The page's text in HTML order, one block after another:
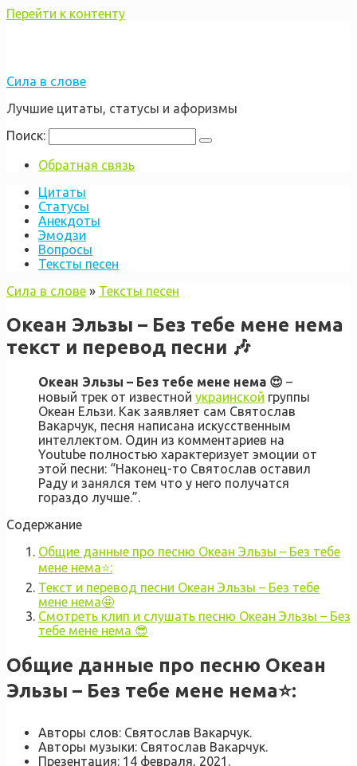
Перейти к контенту
Сила в слове
Лучшие цитаты, статусы и афоризмы
Поиск:
Обратная связь
Цитаты
Статусы
Анекдоты
Эмодзи
Вопросы
Тексты песен
Сила в слове » Тексты песен
Океан Эльзы – Без тебе мене нема
текст и перевод песни 🎶
Океан Эльзы – Без тебе мене нема 😍 –
новый трек от известной украинской группы
Океан Ельзи. Как заявляет сам Святослав
Вакарчук, песня написана искусственным
интеллектом. Один из комментариев на
Youtube полностью характеризует эмоции от
этой песни: “Наконец-то Святослав оставил
Раду и занялся тем что у него получатся
гораздо лучше.”.
Содержание
Общие данные про песню Океан Эльзы – Без тебе
мене нема⭐:
Текст и перевод песни Океан Эльзы – Без тебе
мене нема🤩
Смотреть клип и слушать песню Океан Эльзы – Без
тебе мене нема 😎
Общие данные про песню Океан
Эльзы – Без тебе мене нема⭐:
Авторы слов: Святослав Вакарчук.
Авторы музыки: Святослав Вакарчук.
Презентация: 14 февраля, 2021.